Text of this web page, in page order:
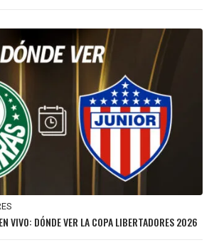
VIVO: DÓNDE VER LA COPA LIBERTADORES 2026